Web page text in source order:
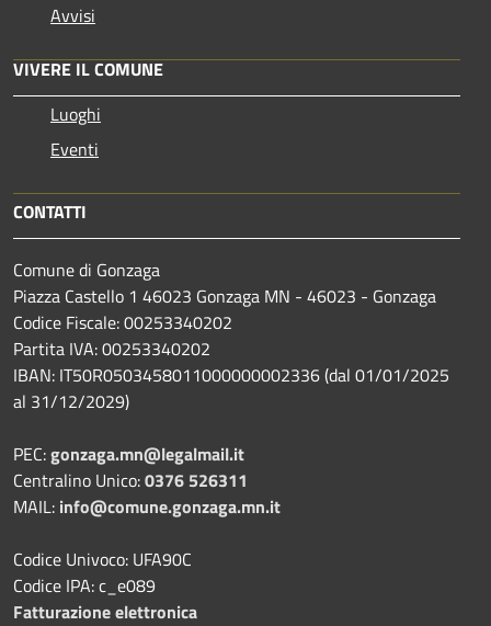
Avvisi
VIVERE IL COMUNE
Luoghi
Eventi
CONTATTI
Comune di Gonzaga
Piazza Castello 1 46023 Gonzaga MN - 46023 - Gonzaga
Codice Fiscale: 00253340202
Partita IVA: 00253340202
IBAN: IT50R0503458011000000002336 (dal 01/01/2025
al 31/12/2029)
PEC:gonzaga.mn@legalmail.it
Centralino Unico:0376 526311
MAIL: info@comune.gonzaga.mn.it
Codice Univoco: UFA90C
Codice IPA: c_e089
Fatturazione elettronica